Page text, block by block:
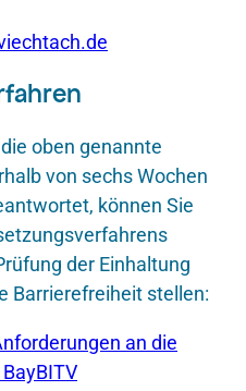
oben genannte
von sechs Wochen
können Sie
der Einhaltung
Barrierefreiheit stellen:
an die